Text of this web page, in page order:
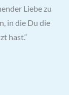
Liebe zu
in die Du die
hast.“